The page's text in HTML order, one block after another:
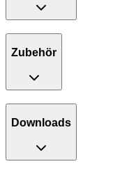
Zubehör
Downloads